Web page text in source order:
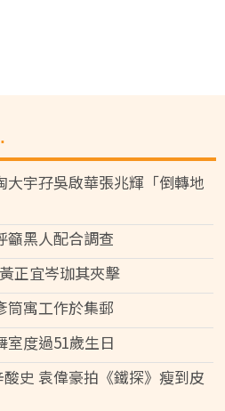
大宇孖吳啟華張兆輝「倒轉地
籲黑人配合調查
正宜岑珈其夾擊
筒寓工作於集郵
室度過51歲生日
史 袁偉豪拍《鐵探》瘦到皮